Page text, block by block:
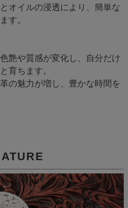
オイルの浸透により、簡単な
す。
艶や質感が変化し、自分だけ
育ちます。
の魅力が増し、豊かな時間を